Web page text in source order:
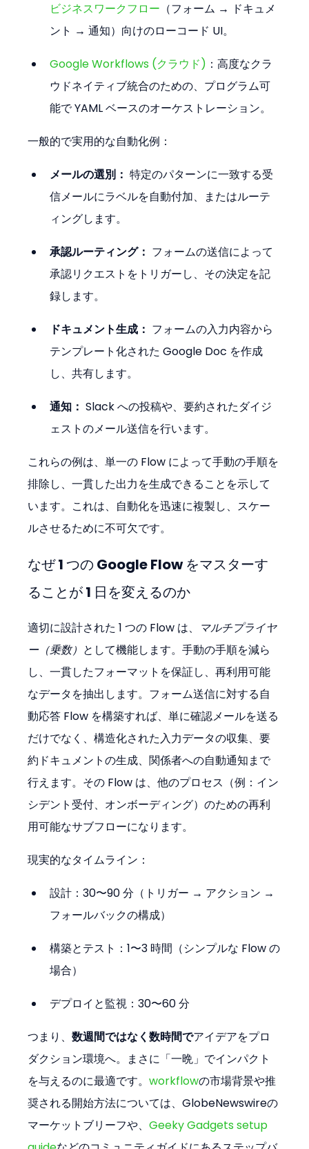
ビジネスワークフロー （フォーム → ドキュメ
ント → 通知）向けのローコード UI。
Google Workflows (クラウド) ：高度なクラ
ウドネイティブ統合のための、プログラム可
能で YAML ベースのオーケストレーション。
一般的で実用的な自動化例：
メールの選別： 特定のパターンに一致する受
信メールにラベルを自動付加、またはルーテ
ィングします。
承認ルーティング： フォームの送信によって
承認リクエストをトリガーし、その決定を記
録します。
ドキュメント生成： フォームの入力内容から
テンプレート化された Google Doc を作成
し、共有します。
通知： Slack への投稿や、要約されたダイジ
ェストのメール送信を行います。
これらの例は、単一の Flow によって手動の手順を
排除し、一貫した出力を生成できることを示して
います。これは、自動化を迅速に複製し、スケー
ルさせるために不可欠です。
なぜ 1 つの Google Flow をマスターす
ることが 1 日を変えるのか
適切に設計された 1 つの Flow は、
マルチプライヤ
ー（乗数） として機能します。手動の手順を減ら
し、一貫したフォーマットを保証し、再利用可能
なデータを抽出します。フォーム送信に対する自
動応答 Flow を構築すれば、単に確認メールを送る
だけでなく、構造化された入力データの収集、要
約ドキュメントの生成、関係者への自動通知まで
行えます。その Flow は、他のプロセス（例：イン
シデント受付、オンボーディング）のための再利
用可能なサブフローになります。
現実的なタイムライン：
設計：30〜90 分（トリガー → アクション →
フォールバックの構成）
構築とテスト：1〜3 時間（シンプルな Flow の
場合）
デプロイと監視：30〜60 分
つまり、数週間ではなく数時間でアイデアをプロ
ダクション環境へ。まさに「一晩」でインパクト
を与えるのに最適です。workflowの市場背景や推
奨される開始方法については、GlobeNewswireの
マーケットブリーフや、Geeky Gadgets setup